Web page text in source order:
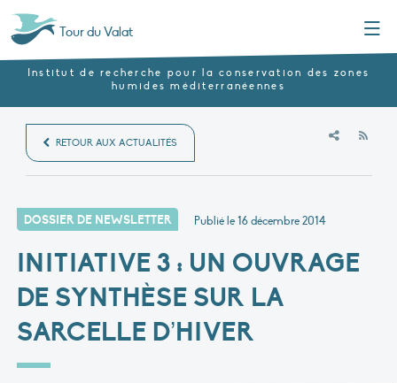
Tour du Valat
Institut de recherche pour la conservation des zones
humides méditerranéennes
RETOUR AUX ACTUALITÉS
DOSSIER DE NEWSLETTER Publié le16 décembre 2014
INITIATIVE 3 : UN OUVRAGE
DE SYNTHÈSE SUR LA
SARCELLE D’HIVER